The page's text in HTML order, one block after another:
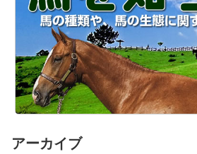
アーカイブ